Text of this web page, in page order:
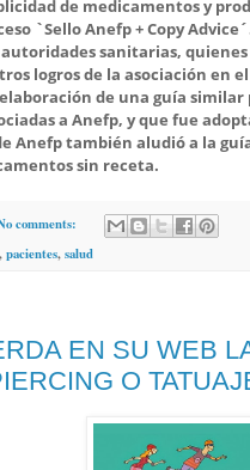
de medicamentos y
`Sello Anefp + Copy
sanitarias,
logros de la asociación en
de una guía
a Anefp, y que fue
Anefp también aludió a la
sin receta.
comments:
,pacientes,salud
EN SU WEB
O